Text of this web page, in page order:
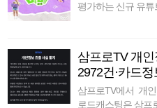
평가하는 신규 유튜
삼프로TV 개
2972건·카드
삼프로TV에서 개
로드캐스팅은 삼프